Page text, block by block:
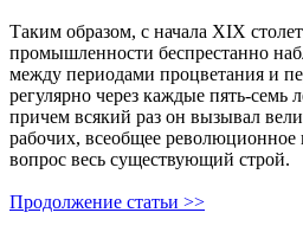
Таким образом, с начала XIX
промышленности беспрестанно
между периодами процветания и
регулярно через каждые пять-семь
причем всякий раз он вызывал
рабочих, всеобщее революционное
вопрос весь существующий строй.
Продолжение статьи >>